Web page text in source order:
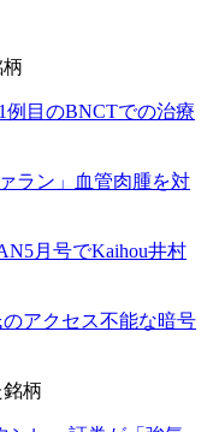
例目のBNCTでの治療
ァラン」血管肉腫を対
月号でKaihou井村
アクセス不能な暗号
柄